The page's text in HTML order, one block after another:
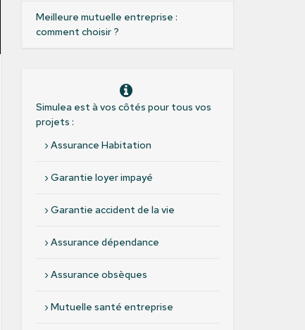
Meilleure mutuelle entreprise :
comment choisir ?
Simulea est à vos côtés pour tous vos
projets :
› Assurance Habitation
› Garantie loyer impayé
› Garantie accident de la vie
› Assurance dépendance
› Assurance obsèques
› Mutuelle santé entreprise